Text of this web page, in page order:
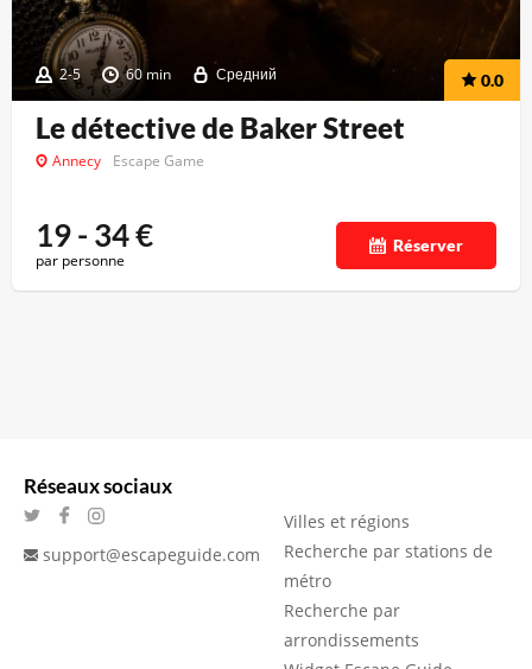
2-5 60 min Средний 0.0
Le détective de Baker Street
Annecy Escape Game
19 - 34€
par personne
Réserver
Réseaux sociaux
support@escapeguide.com
Villes et régions
Recherche par stations de
métro
Recherche par
arrondissements